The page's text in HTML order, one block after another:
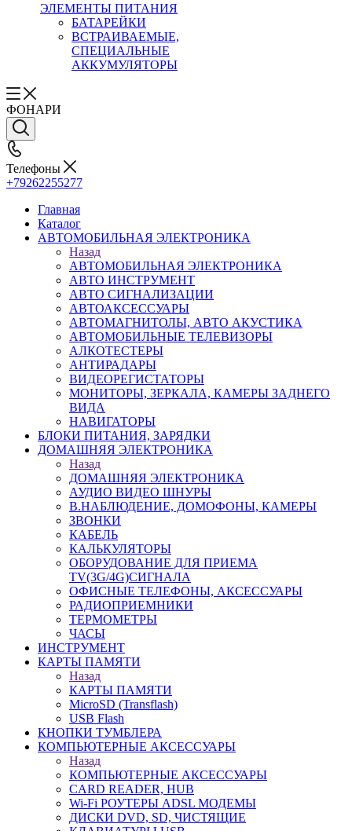
ЭЛЕМЕНТЫ ПИТАНИЯ
БАТАРЕЙКИ
ВСТРАИВАЕМЫЕ,
СПЕЦИАЛЬНЫЕ
АККУМУЛЯТОРЫ
ФОНАРИ
Телефоны
+79262255277
Главная
Каталог
АВТОМОБИЛЬНАЯ ЭЛЕКТРОНИКА
Назад
АВТОМОБИЛЬНАЯ ЭЛЕКТРОНИКА
АВТО ИНСТРУМЕНТ
АВТО СИГНАЛИЗАЦИИ
АВТОАКСЕССУАРЫ
АВТОМАГНИТОЛЫ, АВТО АКУСТИКА
АВТОМОБИЛЬНЫЕ ТЕЛЕВИЗОРЫ
АЛКОТЕСТЕРЫ
АНТИРАДАРЫ
ВИДЕОРЕГИСТАТОРЫ
МОНИТОРЫ, ЗЕРКАЛА, КАМЕРЫ ЗАДНЕГО
ВИДА
НАВИГАТОРЫ
БЛОКИ ПИТАНИЯ, ЗАРЯДКИ
ДОМАШНЯЯ ЭЛЕКТРОНИКА
Назад
ДОМАШНЯЯ ЭЛЕКТРОНИКА
АУДИО ВИДЕО ШНУРЫ
В.НАБЛЮДЕНИЕ, ДОМОФОНЫ, КАМЕРЫ
ЗВОНКИ
КАБЕЛЬ
КАЛЬКУЛЯТОРЫ
ОБОРУДОВАНИЕ ДЛЯ ПРИЕМА
TV(3G/4G)СИГНАЛА
ОФИСНЫЕ ТЕЛЕФОНЫ, АКСЕССУАРЫ
РАДИОПРИЕМНИКИ
ТЕРМОМЕТРЫ
ЧАСЫ
ИНСТРУМЕНТ
КАРТЫ ПАМЯТИ
Назад
КАРТЫ ПАМЯТИ
MicroSD (Transflash)
USB Flash
КНОПКИ ТУМБЛЕРА
КОМПЬЮТЕРНЫЕ АКСЕССУАРЫ
Назад
КОМПЬЮТЕРНЫЕ АКСЕССУАРЫ
CARD READER, HUB
Wi-Fi РОУТЕРЫ ADSL МОДЕМЫ
ДИСКИ DVD, SD, ЧИСТЯЩИЕ